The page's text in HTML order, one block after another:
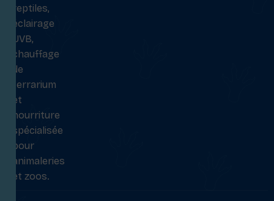
reptiles,
éclairage
UVB,
chauffage
de
terrarium
et
nourriture
spécialisée
pour
animaleries
et zoos.